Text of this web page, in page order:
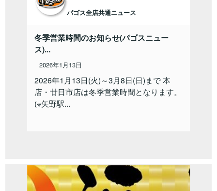
パゴス全店共通ニュース
冬季営業時間のお知らせ(パゴスニュー
ス)...
2026年1月13日
2026年1月13日(火)～3月8日(日)まで 本
店・廿日市店は冬季営業時間となります。
(※矢野駅...